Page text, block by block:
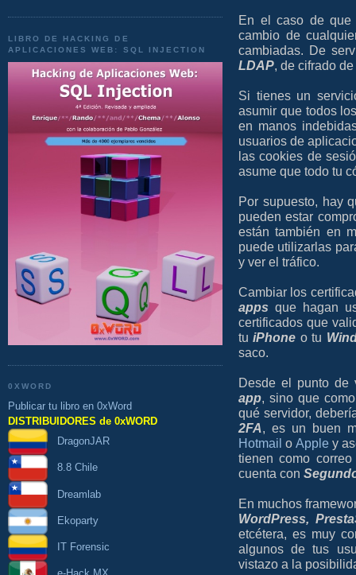
LIBRO DE HACKING DE
APLICACIONES WEB: SQL INJECTION
0XWORD
Publicar tu libro en 0xWord
DISTRIBUIDORES de 0xWORD
DragonJAR
8.8 Chile
Dreamlab
Ekoparty
IT Forensic
En el caso de que
cambio de
cambiadas. De
LDAP, de cifrado
Si tienes un
asumir que todos
en manos
usuarios de
las cookies de
asume que todo tu
Por supuesto, hay
pueden estar
están también en
puede utilizarlas
y ver el tráfico.
Cambiar los
apps que hagan
certificados que
tuiPhone o tu
saco.
Desde el punto de
app, sino que
qué servidor,
2FA, es un buen
Hotmail o Apple y
tienen como
cuenta con
En muchos
WordPress,
etcétera, es muy
algunos de tus
vistazo a la